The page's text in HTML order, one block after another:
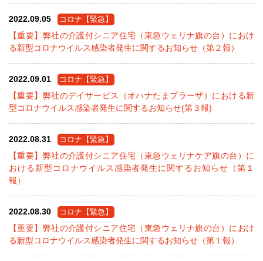
2022.09.05 コロナ【緊急】
【重要】弊社の介護付シニア住宅（東急ウェリナ旗の台）におけ
る新型コロナウイルス感染者発生に関するお知らせ（第２報）
2022.09.01 コロナ【緊急】
【重要】弊社のデイサービス（オハナたまプラーザ）における新
型コロナウイルス感染者発生に関するお知らせ(第３報)
2022.08.31 コロナ【緊急】
【重要】弊社の介護付シニア住宅（東急ウェリナケア旗の台）に
おける新型コロナウイルス感染者発生に関するお知らせ（第１
報）
2022.08.30 コロナ【緊急】
【重要】弊社の介護付シニア住宅（東急ウェリナ旗の台）におけ
る新型コロナウイルス感染者発生に関するお知らせ（第１報）